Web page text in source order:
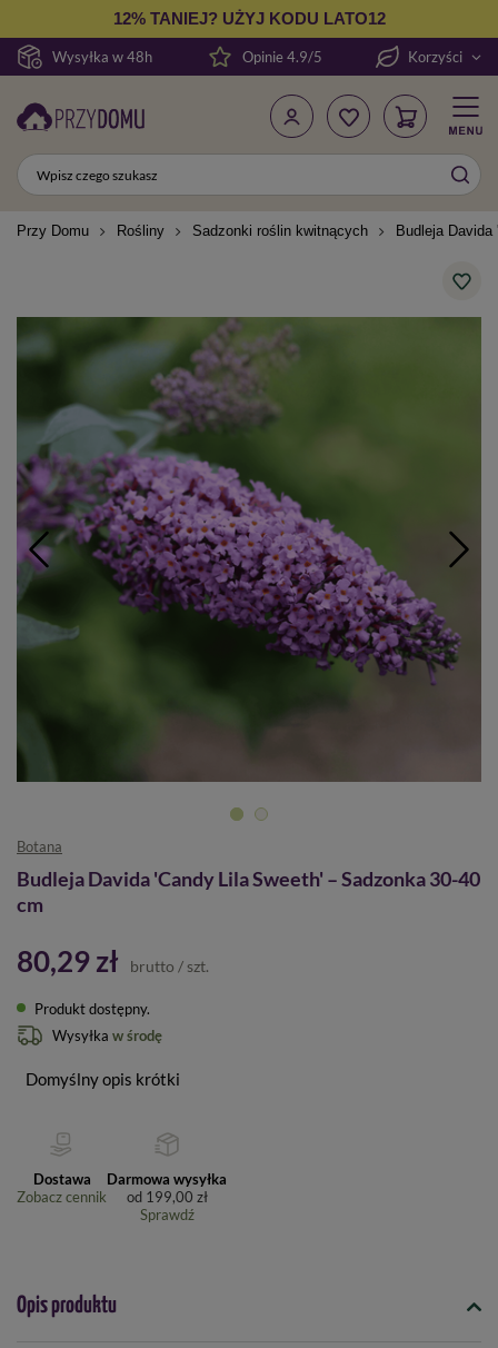
Wysyłka w 48h
12% TANIEJ? UŻYJ KODU LATO12
Opinie 4.9/5 Korzyści
Przy Domu Rośliny Sadzonki roślin kwitnących Budleja
Botana
Budleja Davida 'Candy Lila Sweeth' – Sadzonka 30-40
cm
80,29 zł brutto / szt.
Produkt dostępny
Wysyłka w środę
Domyślny opis krótki
Dostawa
Zobacz cennik
Darmowa wysyłka
od 199,00 zł
Sprawdź
Opis produktu